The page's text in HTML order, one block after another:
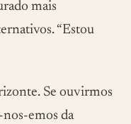
mais
“Estou
Se ouvirmos
emos da